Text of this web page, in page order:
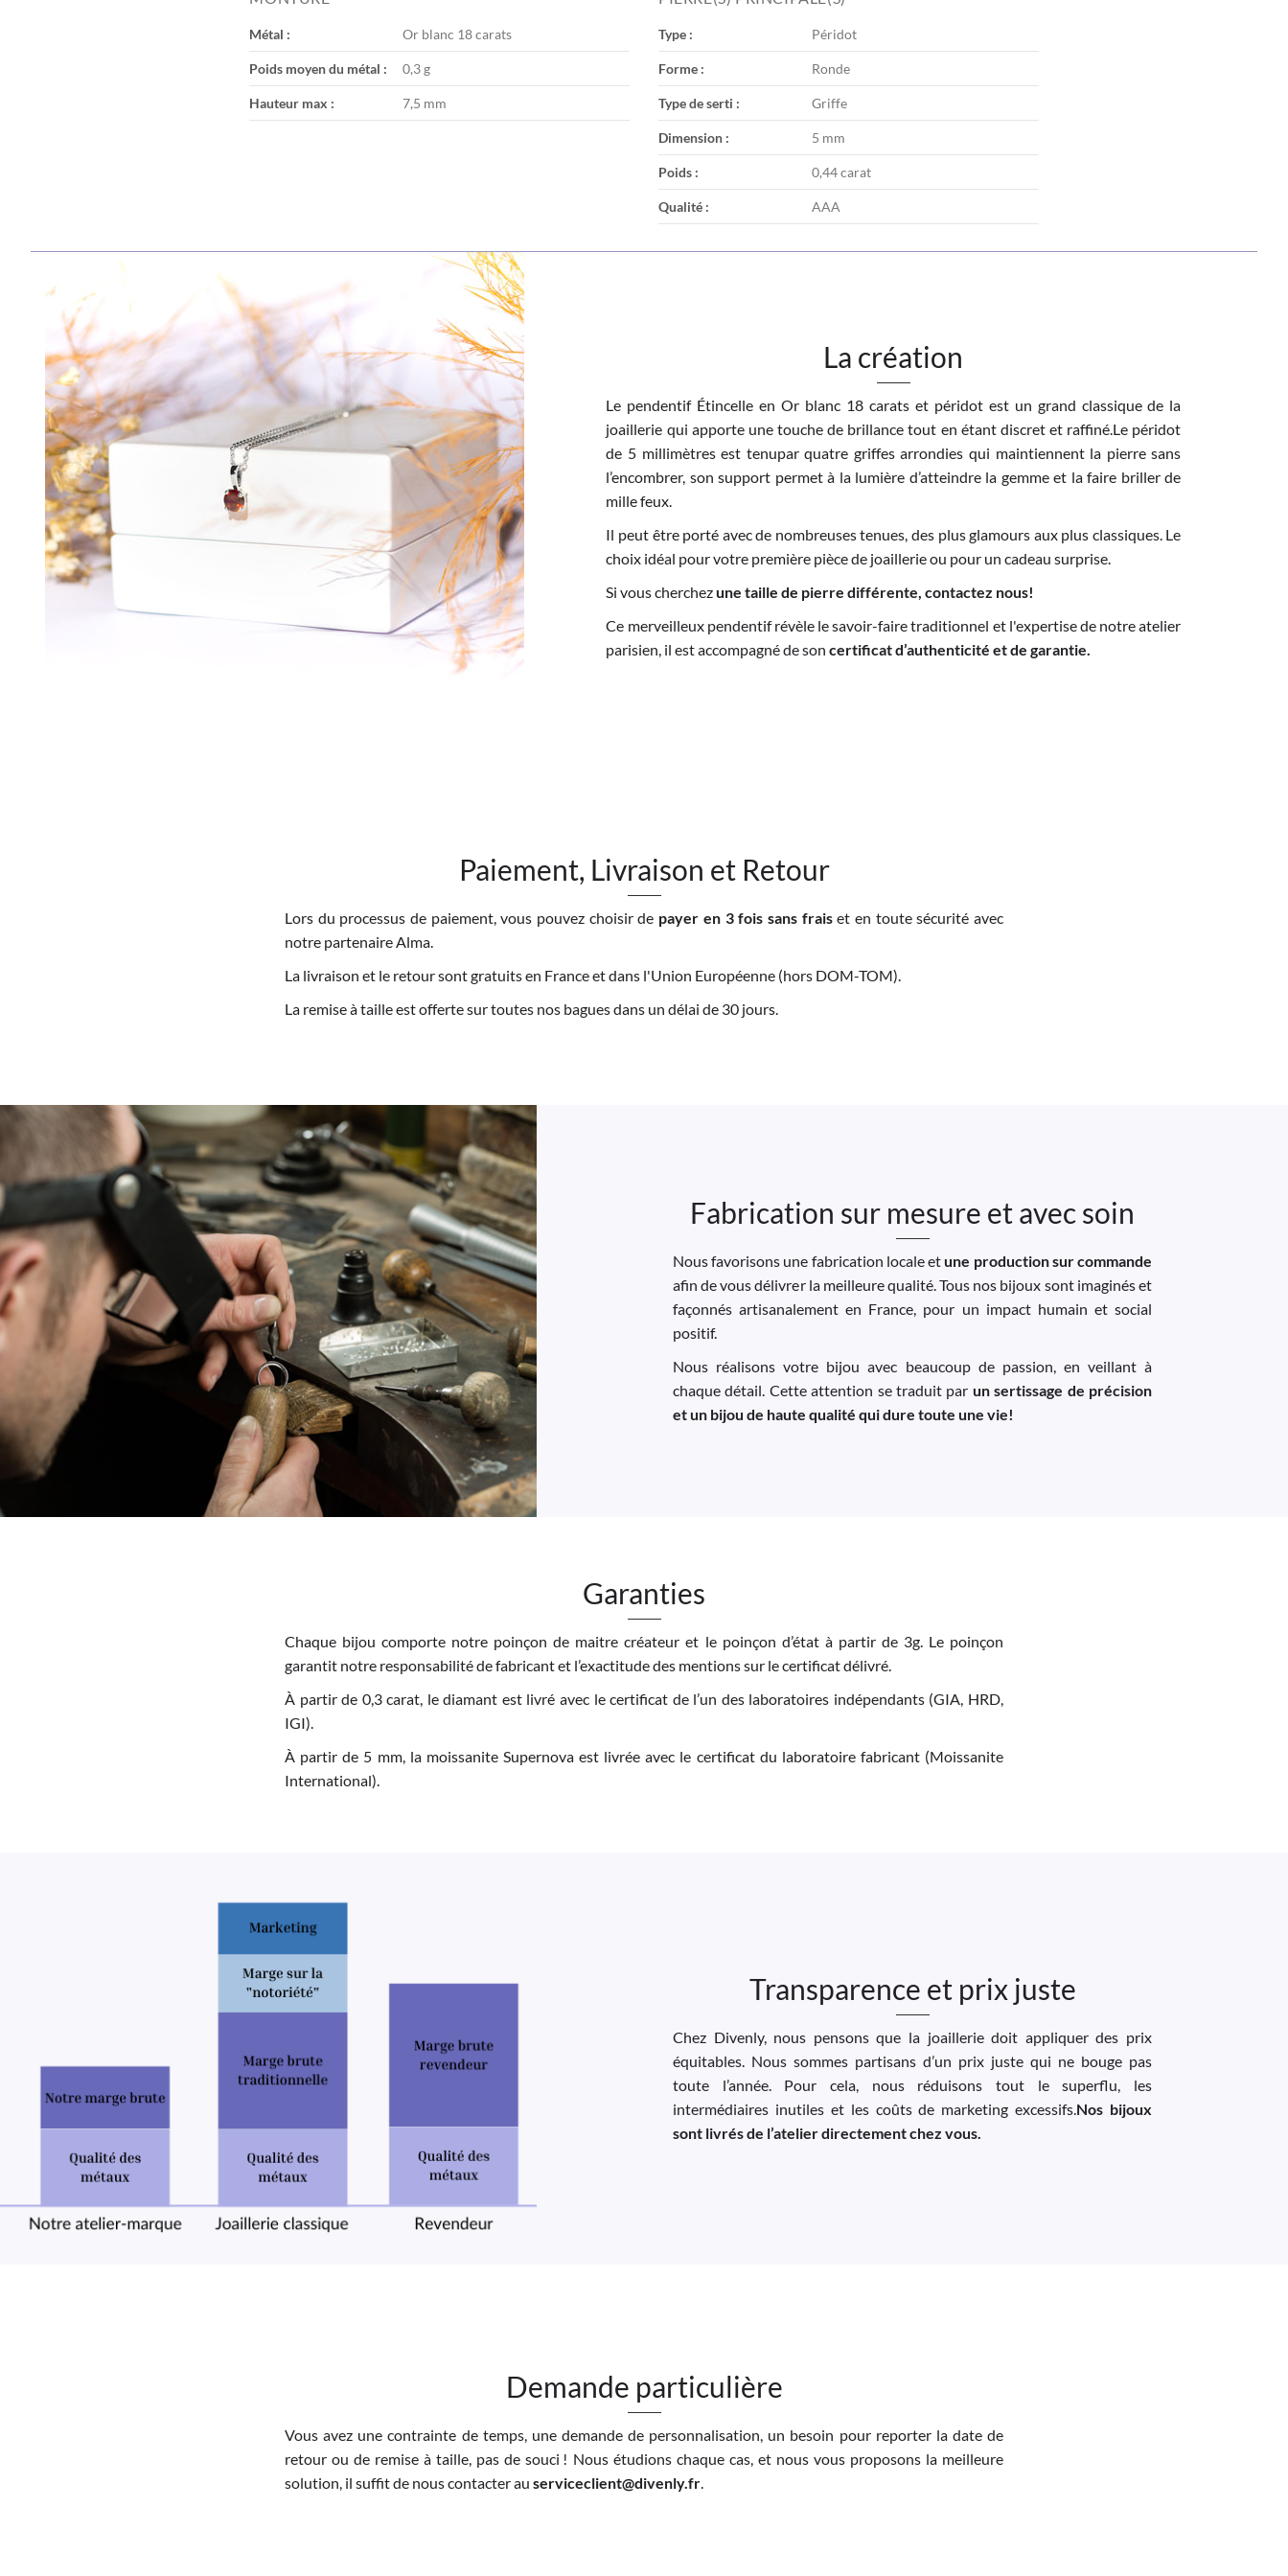
Métal : Or blanc 18 carats
Poids moyen du métal : 0,3 g
Hauteur max : 7,5 mm
Type : Péridot
Forme : Ronde
Type de serti : Griffe
Dimension : 5 mm
Poids : 0,44 carat
Qualité : AAA
La création
Le pendentif Étincelle en Or blanc 18 carats et péridot est un grand classique de la
joaillerie qui apporte une touche de brillance tout en étant discret et raffiné.Le péridot
de 5 millimètres est tenupar quatre griffes arrondies qui maintiennent la pierre sans
l’encombrer, son support permet à la lumière d’atteindre la gemme et la faire briller de
mille feux.
Il peut être porté avec de nombreuses tenues, des plus glamours aux plus classiques. Le
choix idéal pour votre première pièce de joaillerie ou pour un cadeau surprise.
Si vous cherchezune taille de pierre différente, contactez nous!
Ce merveilleux pendentif révèle le savoir-faire traditionnel et l'expertise de notre atelier
parisien, il est accompagné de soncertificat d’authenticité et de garantie.
Paiement, Livraison et Retour
Lors du processus de paiement, vous pouvez choisir de payer en 3 fois sans fraiset en toute sécurité avec
notre partenaire Alma.
La livraison et le retour sont gratuits en France et dans l'Union Européenne (hors DOM-TOM).
La remise à taille est offerte sur toutes nos bagues dans un délai de 30 jours.
Fabrication sur mesure et avec soin
Nous favorisons une fabrication locale etune production sur commande
afin de vous délivrer la meilleure qualité. Tous nos bijoux sont imaginés et
façonnés artisanalement en France, pour un impact humain et social
positif.
Nous réalisons votre bijou avec beaucoup de passion, en veillant à
chaque détail. Cette attention se traduit par un sertissage de précision
et un bijou de haute qualité qui dure toute une vie!
Garanties
Chaque bijou comporte notre poinçon de maitre créateur et le poinçon d’état à partir de 3g. Le poinçon
garantit notre responsabilité de fabricant et l’exactitude des mentions sur le certificat délivré.
À partir de 0,3 carat, le diamant est livré avec le certificat de l’un des laboratoires indépendants (GIA, HRD,
IGI).
À partir de 5 mm, la moissanite Supernova est livrée avec le certificat du laboratoire fabricant (Moissanite
International).
Transparence et prix juste
Chez Divenly, nous pensons que la joaillerie doit appliquer des prix
équitables. Nous sommes partisans d’un prix juste qui ne bouge pas
toute l’année. Pour cela, nous réduisons tout le superflu, les
intermédiaires inutiles et les coûts de marketing excessifs. Nos bijoux
sont livrés de l’atelier directement chez vous.
Demande particulière
Vous avez une contrainte de temps, une demande de personnalisation, un besoin pour reporter la date de
retour ou de remise à taille, pas de souci ! Nous étudions chaque cas, et nous vous proposons la meilleure
solution, il suffit de nous contacter au serviceclient@divenly.fr